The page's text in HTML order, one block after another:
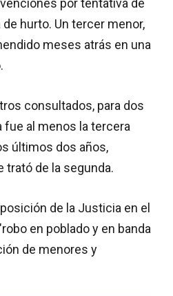
por tentativa de
hurto. Un tercer menor,
meses atrás en una
consultados, para dos
al menos la tercera
últimos dos años,
trató de la segunda.
de la Justicia en el
en poblado y en banda
de menores y